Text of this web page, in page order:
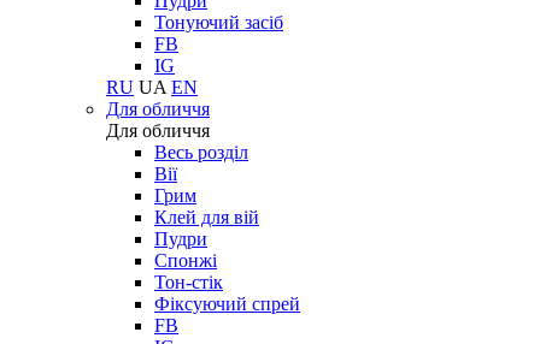
Тонуючий засіб
FB
IG
RU UA EN
Для обличчя
Для обличчя
Весь розділ
Вії
Грим
Клей для вій
Пудри
Спонжі
Тон-стік
Фіксуючий спрей
FB